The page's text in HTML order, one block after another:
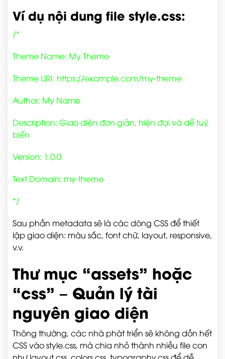
Ví dụ nội dung file style.css:
/*
Theme Name: My Theme
Theme URI: https://example.com/my-theme
Author: My Name
Description: Giao diện đơn giản, hiện đại và dễ tuỳ
biến
Version: 1.0.0
Text Domain: my-theme
*/
Sau phần metadata sẽ là các dòng CSS để thiết
lập giao diện: màu sắc, font chữ, layout, responsive,
v.v.
Thư mục “assets” hoặc
“css” – Quản lý tài
nguyên giao diện
Thông thường, các nhà phát triển sẽ không dồn hết
CSS vàostyle.css, mà chia nhỏ thành nhiều file con